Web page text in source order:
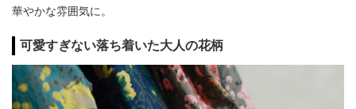
華やかな雰囲気に。
可愛すぎない落ち着いた大人の花柄